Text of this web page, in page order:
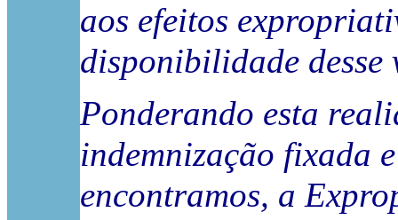
aos efeitos
disponibilidade desse
Ponderando esta
indemnização fixada
encontramos, a